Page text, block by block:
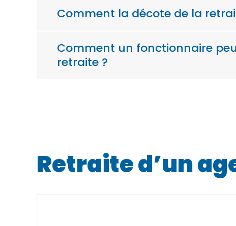
Comment la décote de la
Comment un fonctionnaire
retraite ?
Retraite d’un